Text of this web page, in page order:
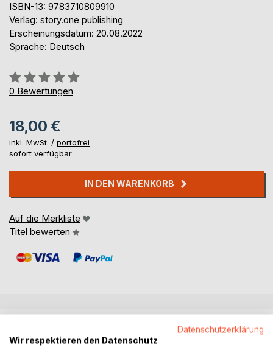
ISBN-13: 9783710809910
Verlag: story.one publishing
Erscheinungsdatum: 20.08.2022
Sprache: Deutsch
Bewertung::
0%
0 Bewertungen
18,00 €
inkl. MwSt. / portofrei
sofort verfügbar
IN DEN WARENKORB
Auf die Merkliste
Titel bewerten
Datenschutzerklärung
Wir respektieren den Datenschutz